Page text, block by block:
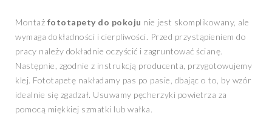
Montaż fototapety do pokoju nie jest skomplikowany, ale
wymaga dokładności i cierpliwości. Przed przystąpieniem do
pracy należy dokładnie oczyścić i zagruntować ścianę.
Następnie, zgodnie z instrukcją producenta, przygotowujemy
klej. Fototapetę nakładamy pas po pasie, dbając o to, by wzór
idealnie się zgadzał. Usuwamy pęcherzyki powietrza za
pomocą miękkiej szmatki lub wałka.